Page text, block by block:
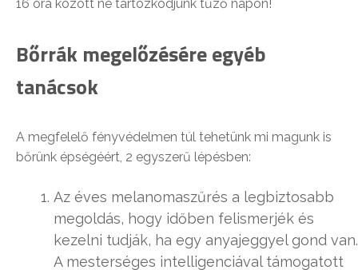
16 óra között ne tartózkodjunk tűző napon!
Bőrrák megelőzésére egyéb
tanácsok
A megfelelő fényvédelmen túl tehetünk mi magunk is
bőrünk épségéért, 2 egyszerű lépésben:
Az éves melanomaszűrés a legbiztosabb
megoldás, hogy időben felismerjék és
kezelni tudják, ha egy anyajeggyel gond van.
A mesterséges intelligenciával támogatott